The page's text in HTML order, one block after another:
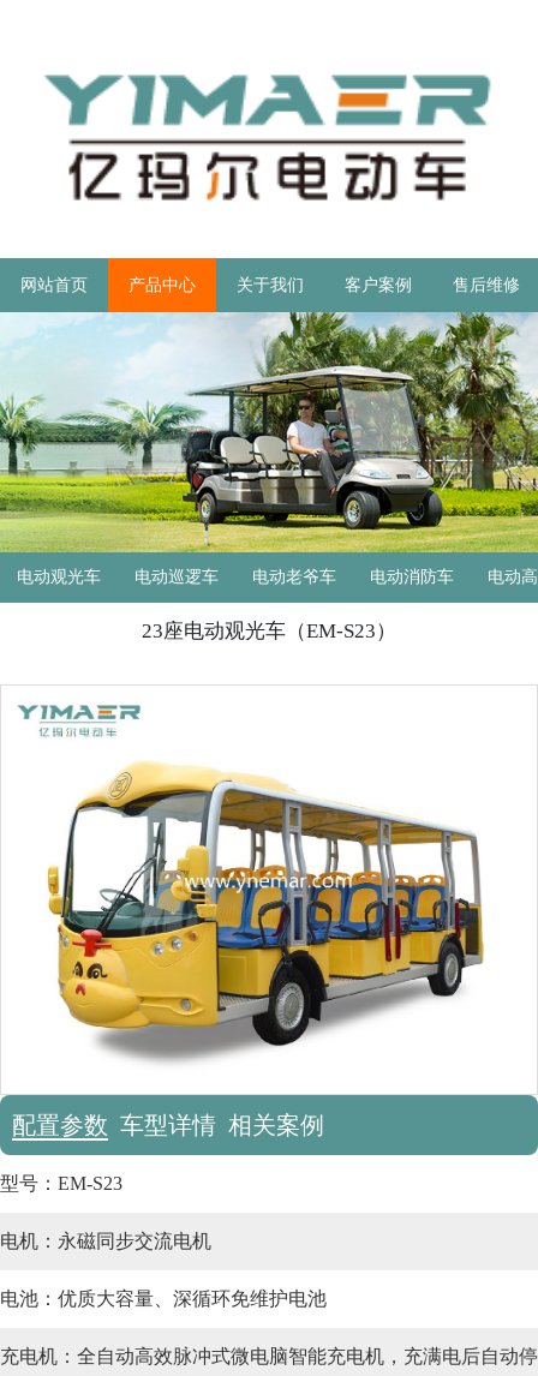
网站首页 产品中心 关于我们 客户案例 售后维修
电动观光车 电动巡逻车 电动老爷车 电动消防车 电动
23座电动观光车（EM-S23）
配置参数 车型详情 相关案例
型号： EM-S23
电机： 永磁同步交流电机
电池： 优质大容量、深循环免维护电池
充电机： 全自动高效脉冲式微电脑智能充电机，充满电后自动停